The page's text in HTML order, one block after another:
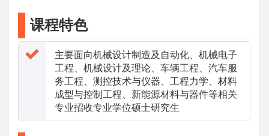
课程特色
主要面向机械设计制造及自动化、机械电子
工程、机械设计及理论、车辆工程、汽车服
务工程、测控技术与仪器、工程力学、材料
成型与控制工程、新能源材料与器件等相关
专业招收专业学位硕士研究生